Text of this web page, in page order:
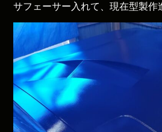
サフェーサー入れて、現在型製作